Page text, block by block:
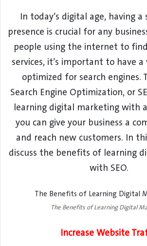
ك
ت
In today’s digital age, having
presence is crucial for any
people using the internet to
services, it’s important to have
optimized for search engines.
Search Engine Optimization, or
learning digital marketing with
you can give your business a
and reach new customers. In
discuss the benefits of learning
with SEO.
The Benefits of Learning Digital
Increase Website